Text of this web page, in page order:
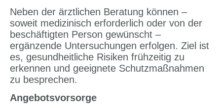
Neben der ärztlichen Beratung können –
soweit medizinisch erforderlich oder von der
beschäftigten Person gewünscht –
ergänzende Untersuchungen erfolgen. Ziel ist
es, gesundheitliche Risiken frühzeitig zu
erkennen und geeignete Schutzmaßnahmen
zu besprechen.
Angebotsvorsorge